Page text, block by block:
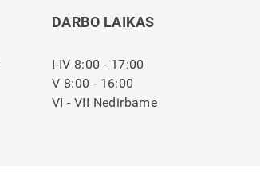
DARBO LAIKAS
I-IV 8:00 - 17:00
V 8:00 - 16:00
VI - VII Nedirbame